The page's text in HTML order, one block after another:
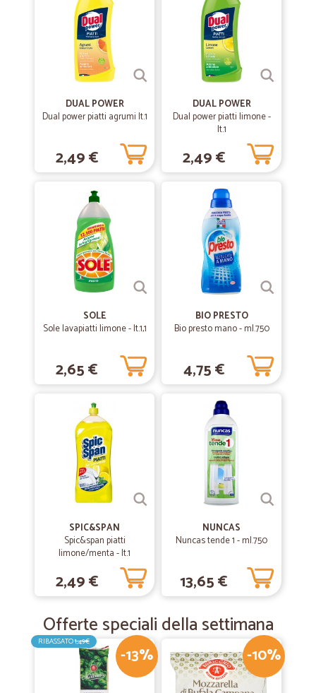
CONSEGNA PUNTUALE E PRECISA.
CONSEGNA PUNTUALE E PRECISA. IMBALLAGGIO IMPOSSIBILE DA
DEFINIRE: PRODOTTI MESSI ALLA RINFUSA, CARTONI SCOLLATI.
DUAL POWER
Dual power piatti agrumi lt.1
2,49 €
DUAL POWER
Dual power piatti limone -
lt.1
2,49 €
SOLE
Sole lavapiatti limone - lt.1,1
2,65 €
BIO PRESTO
Bio presto mano - ml.750
4,75 €
SPIC&SPAN
Spic&span piatti
limone/menta - lt.1
2,49 €
NUNCAS
Nuncas tende 1 - ml.750
13,65 €
Offerte speciali della settimana
-13%
RIBASSATO1,49€
-10%